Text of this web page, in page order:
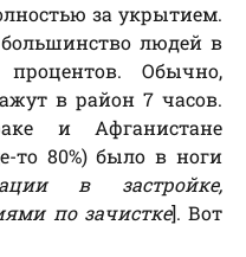
за укрытием.
людей в
Обычно,
в район 7 часов.
и Афганистане
то 80%) было в ноги
в застройке,
по зачистке]. Вот